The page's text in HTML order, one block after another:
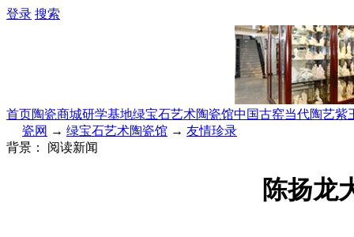
登录 搜索
首页陶瓷商城研学基地绿宝石艺术陶瓷馆中国古窑当代陶艺紫
瓷网 → 绿宝石艺术陶瓷馆 → 友情珍录
背景：
阅读新闻
陈扬龙